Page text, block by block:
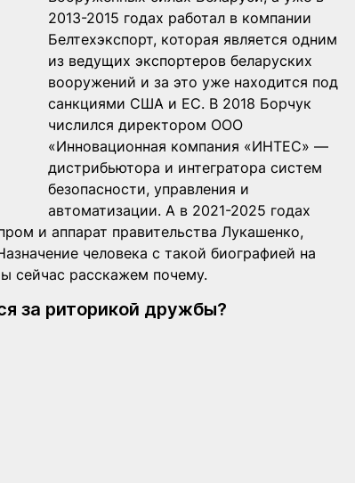
2013-2015 годах работал в компании
Белтехэкспорт, которая является одним
из ведущих экспортеров беларуских
вооружений и за это уже находится под
санкциями США и ЕС. В 2018 Борчук
числился директором ООО
«Инновационная компания «ИНТЕС» —
дистрибьютора и интегратора систем
безопасности, управления и
автоматизации. А в 2021-2025 годах
и аппарат правительства Лукашенко,
человека с такой биографией на
сейчас расскажем почему.
за риторикой дружбы?